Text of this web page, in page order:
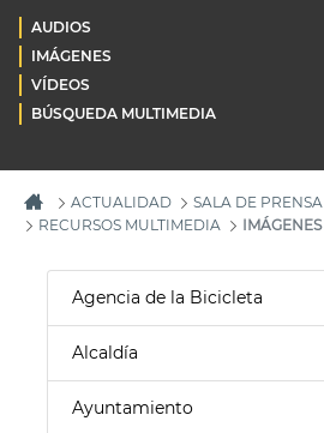
AUDIOS
IMÁGENES
VÍDEOS
BÚSQUEDA MULTIMEDIA
ACTUALIDAD
SALA DE PRENSA
RECURSOS MULTIMEDIA
IMÁGENES
Agencia de la Bicicleta
Alcaldía
Ayuntamiento